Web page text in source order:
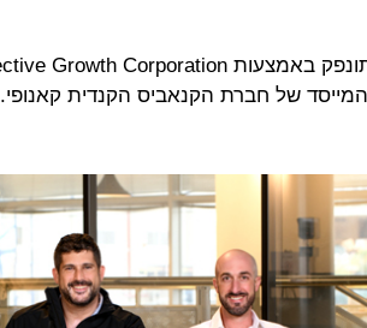
המייסד של חברת הקנאביס הקנדית קאנופי.